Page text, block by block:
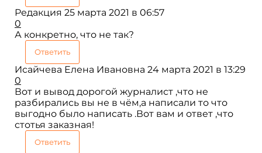
Редакция 25 марта 2021 в 06:57
0
А конкретно, что не так?
Ответить
Исайчева Елена Ивановна 24 марта 2021 в 13:29
0
Вот и вывод дорогой журналист ,что не
разбирались вы не в чём,а написали то что
выгодно было написать .Вот вам и ответ ,что
стотья заказная!
Ответить